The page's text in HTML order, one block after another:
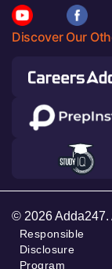
Discover Our
© 2026 Adda247.
Responsible
Disclosure
Program